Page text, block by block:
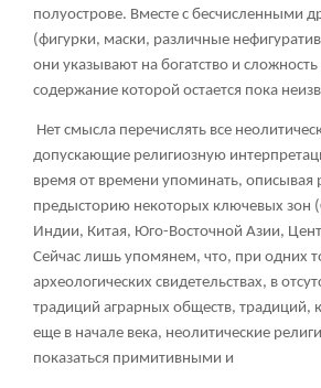
полуострове. Вместе с бесчисленными
(фигурки, маски, различные
они указывают на богатство и
содержание которой остается пока
Нет смысла перечислять все
допускающие религиозную
время от времени упоминать, описывая
предысторию некоторых ключевых зон
Индии, Китая, Юго-Восточной Азии,
Сейчас лишь упомянем, что, при одних
археологических свидетельствах, в
традиций аграрных обществ,
еще в начале века, неолитические
показаться примитивными и